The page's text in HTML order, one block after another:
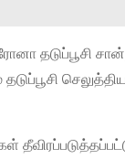
தடுப்பூசி